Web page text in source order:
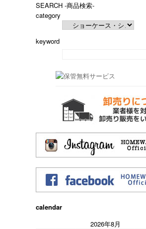
SEARCH -商品検索-
category
keyword
calendar
2026年8月